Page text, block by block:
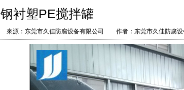
钢衬塑PE搅拌罐
來源：东莞市久佳防腐设备有限公司 作者：东莞市久佳防